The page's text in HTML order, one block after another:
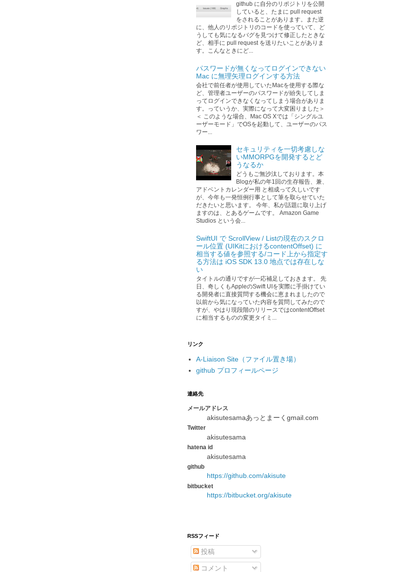
github に自分のリポジトリを公開
していると、たまに pull request
をされることがあります。また逆
に、他人のリポジトリのコードを使っていて、ど
うしても気になるバグを見つけて修正したときな
ど、相手に pull request を送りたいことがありま
す。こんなときにど...
パスワードが無くなってログインできない
Mac に無理矢理ログインする方法
会社で前任者が使用していたMacを使用する際な
ど、管理者ユーザーのパスワードが紛失してしま
ってログインできなくなってしまう場合がありま
す。っていうか、実際になって大変困りました＞
＜ このような場合、Mac OS Xでは「シングルユ
ーザーモード」でOSを起動して、ユーザーのパス
ワー...
セキュリティを一切考慮しな
いMMORPGを開発するとど
うなるか
どうもご無沙汰しております。本
Blogが私の年1回の生存報告、兼、
アドベントカレンダー用 と相成って久しいです
が、今年も一発恒例行事として筆を取らせていた
だきたいと思います。 今年、私が話題に取り上げ
ますのは、とあるゲームです。 Amazon Game
Studios という会...
SwiftUI で ScrollView / Listの現在のスクロ
ール位置 (UIKitにおけるcontentOffset) に
相当する値を参照する/コード上から指定す
る方法は iOS SDK 13.0 地点では存在しな
い
タイトルの通りですが一応補足しておきます。 先
日、奇しくもAppleのSwift UIを実際に手掛けてい
る開発者に直接質問する機会に恵まれましたので
以前から気になっていた内容を質問してみたので
すが、やはり現段階のリリースではcontentOffset
に相当するものの変更タイミ...
リンク
A-Liaison Site（ファイル置き場）
github プロフィールページ
連絡先
メールアドレス
akisutesamaあっとまーくgmail.com
Twitter
akisutesama
hatena id
akisutesama
github
https://github.com/akisute
bitbucket
https://bitbucket.org/akisute
RSSフィード
投稿
コメント